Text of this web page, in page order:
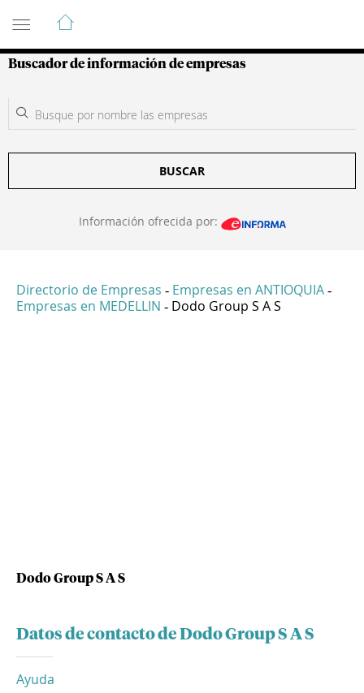
Guía de Empresas Colombianas
Buscador de información de empresas
BUSCAR
Información ofrecida por:
Directorio de Empresas - Empresas en ANTIOQUIA -
Empresas en MEDELLIN - Dodo Group S A S
Dodo Group S A S
Datos de contacto de Dodo Group S A S
Ayuda